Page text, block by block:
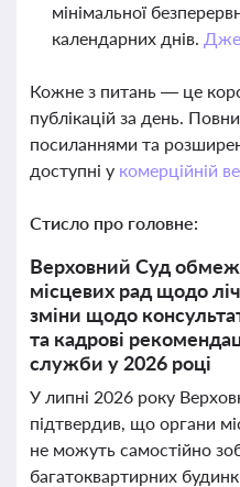
мінімальної
календарних днів.
Кожне з питань — це
публікацій за день.
посиланнями та
доступні у комерційній
Стисло про головне:
Верховний Суд
місцевих рад щодо
зміни щодо
та кадрові
служби у 2026 році
У липні 2026 року
підтвердив, що органи
не можуть самостійно
багатоквартирних